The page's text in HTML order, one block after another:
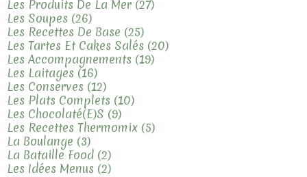
Les Produits De La Mer (27)
Les Soupes (26)
Les Recettes De Base (25)
Les Tartes Et Cakes Salés (20)
Les Accompagnements (19)
Les Laitages (16)
Les Conserves (12)
Les Plats Complets (10)
Les Chocolaté(e)s (9)
Les Recettes Thermomix (5)
La Boulange (3)
La Bataille Food (2)
Les Idées Menus (2)